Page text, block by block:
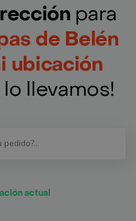
para
de Belén
ubicación
llevamos!
actual